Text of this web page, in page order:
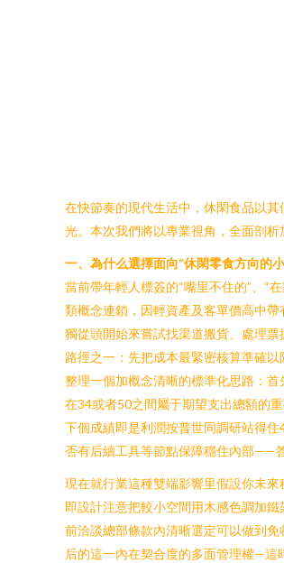
在快節奏的現代生活中，休閑食品以
光。本次我們將以專業視角，全面剖
一、為什么選擇面向“休閑零食方向的
當前帶年輕人標簽的“嘴里不住的”、“
類概念連鎖，因輕資產及客單價高中
獨從頭開始來嘗試找渠道搬貨、處理
路徑之一：先把成本最緊密核算準確
整理一個加概念清晰的標準化思路：
在34或者50之間屬于期望支出總額的
下個成績即是利潤按普世同調研站得
否有后續工具等節點保障穩住內部——
現在就行業這種雙端影響里假設你未
即設計注意把較小空間用木感色調加
前洽談總部條款內清晰選定可以做到
后的這一內在契合度的多面管理權—這